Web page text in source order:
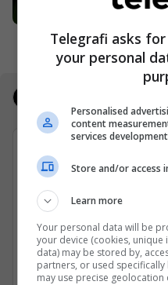
Telegrafi
Gazetar/e - Edicioni
Prishtinë
Telegrafi asks
your personal
Personalised
content
services development
Store and/or access
Learn more
Your personal data will be
your device (cookies,
data) may be stored by,
partners, or used
may use precise geolocation